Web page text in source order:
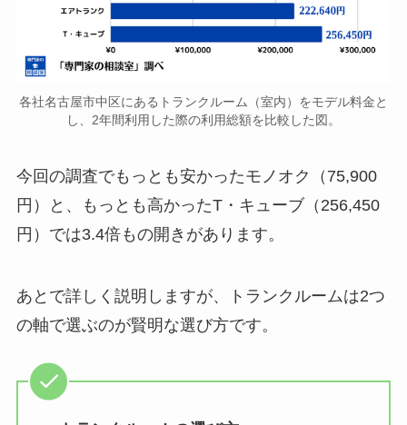
各社名古屋市中区にあるトランクルーム（室内）をモデル料金と
し、2年間利用した際の利用総額を比較した図。
今回の調査でもっとも安かったモノオク（75,900
円）と、もっとも高かったT・キューブ（256,450
円）では3.4倍もの開きがあります。
あとで詳しく説明しますが、トランクルームは2つ
の軸で選ぶのが賢明な選び方です。